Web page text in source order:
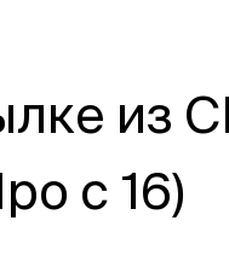
из
с 16)